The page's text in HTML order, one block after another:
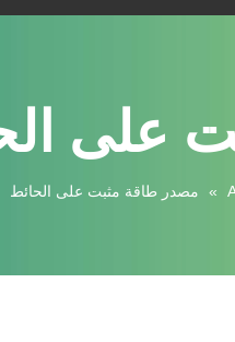
على
» مصدر طاقة مثبت على الحائط